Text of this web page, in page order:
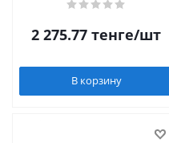
2 275.77 тенге/шт
В корзину